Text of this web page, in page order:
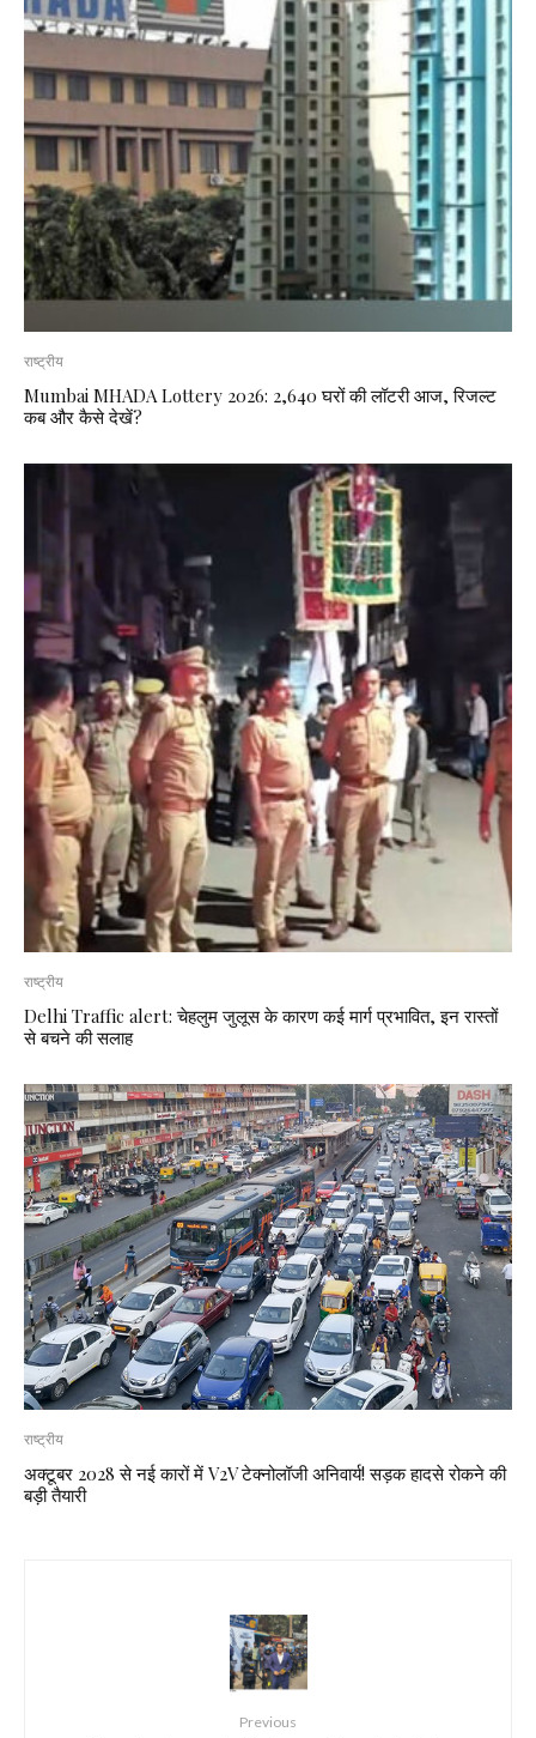
राष्ट्रीय
Mumbai MHADA Lottery 2026: 2,640 घरों की लॉटरी आज, रिजल्ट
कब और कैसे देखें?
राष्ट्रीय
Delhi Traffic alert: चेहलुम जुलूस के कारण कई मार्ग प्रभावित, इन रास्तों
से बचने की सलाह
राष्ट्रीय
अक्टूबर 2028 से नई कारों में V2V टेक्नोलॉजी अनिवार्य! सड़क हादसे रोकने की
बड़ी तैयारी
Previous